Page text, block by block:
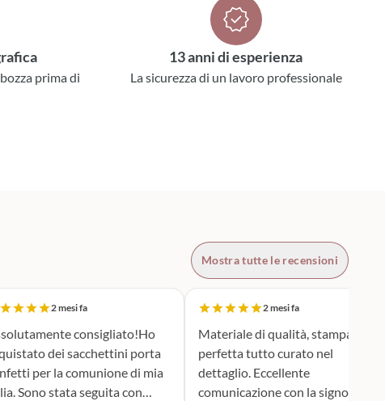
prima di
13 anni di esperienza
La sicurezza di un lavoro professionale
Mostra tutte le recensioni
2 mesi fa
consigliato!Ho
dei sacchettini porta
per la comunione di mia
seguita con
2 mesi fa
Materiale di qualità, stampa
perfetta tutto curato nel
dettaglio. Eccellente
comunicazione con la signora